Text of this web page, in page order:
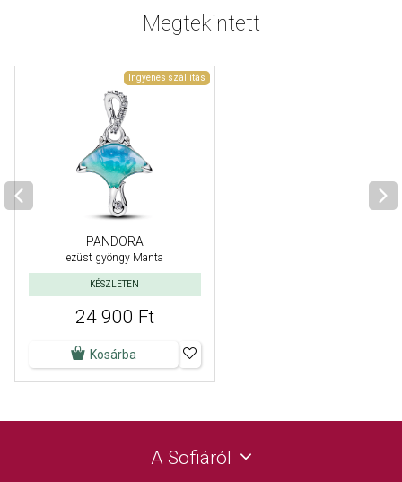
Megtekintett
Ingyenes szállítás
PANDORA
ezüst gyöngy Manta
KÉSZLETEN
24 900 Ft
Kosárba
A Sofiáról